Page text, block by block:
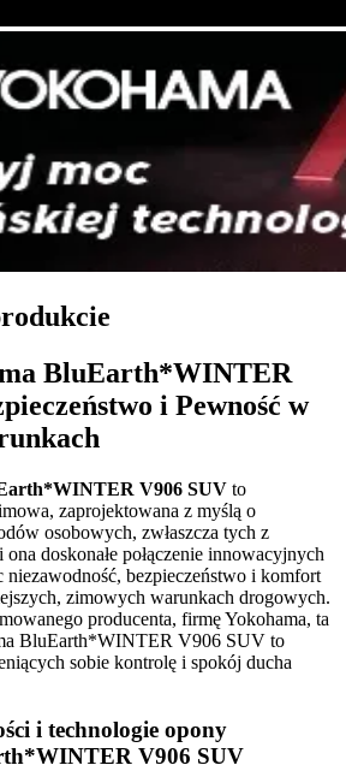
BluEarth*WINTER
i Pewność w
V906 SUV to
zaprojektowana z myślą o
osobowych, zwłaszcza tych z
doskonałe połączenie innowacyjnych
bezpieczeństwo i komfort
zimowych warunkach drogowych.
producenta, firmę Yokohama, ta
BluEarth*WINTER V906 SUV to
sobie kontrolę i spokój ducha
i technologie opony
V906 SUV